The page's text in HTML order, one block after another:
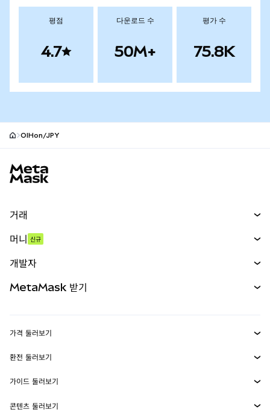
평점
4.7
다운로드 수
50M+
평가 수
75.8K
OIHon/JPY
거래
무기한 선물
실물자산
머니 신규
개발자
MetaMask Connect
Snaps
웹3 서비스
MetaMask 받기
보안
고객 지원
가격 둘러보기
이더리움 가격
솔라나 가격
환전 둘러보기
ETH를 USD로 환전
USDT를 INR로 환전
가이드 둘러보기
ETH 매수
콘텐츠 둘러보기